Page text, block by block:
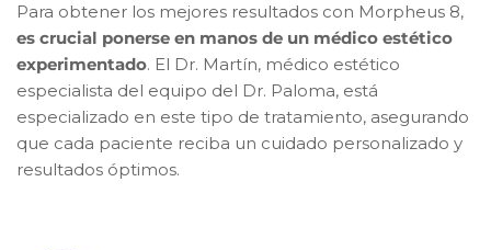
Para obtener los mejores resultados con Morpheus 8,
es crucial ponerse en manos de un médico estético
experimentado. El Dr. Martín, médico estético
especialista del equipo del Dr. Paloma, está
especializado en este tipo de tratamiento, asegurando
que cada paciente reciba un cuidado personalizado y
resultados óptimos.